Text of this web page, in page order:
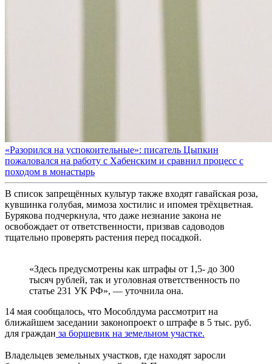
«Разорился на успокоительные»: писатель Цыпкин
пожаловался на работу с Хабенским и сравнил процесс с
походом в монастырь
В список запрещённых культур также входят гавайская роза,
кувшинка голубая, мимоза хостилис и ипомея трёхцветная.
Бурякова подчеркнула, что даже незнание закона не
освобождает от ответственности, призвав садоводов
тщательно проверять растения перед посадкой.
«Здесь предусмотрены как штрафы от 1,5- до 300
тысяч рублей, так и уголовная ответственность по
статье 231 УК РФ», — уточнила она.
14 мая сообщалось, что Мособлдума рассмотрит на
ближайшем заседании законопроект о штрафе в 5 тыс. руб.
для граждан за борщевик на земельном участке.
Владельцев земельных участков, где находят заросли